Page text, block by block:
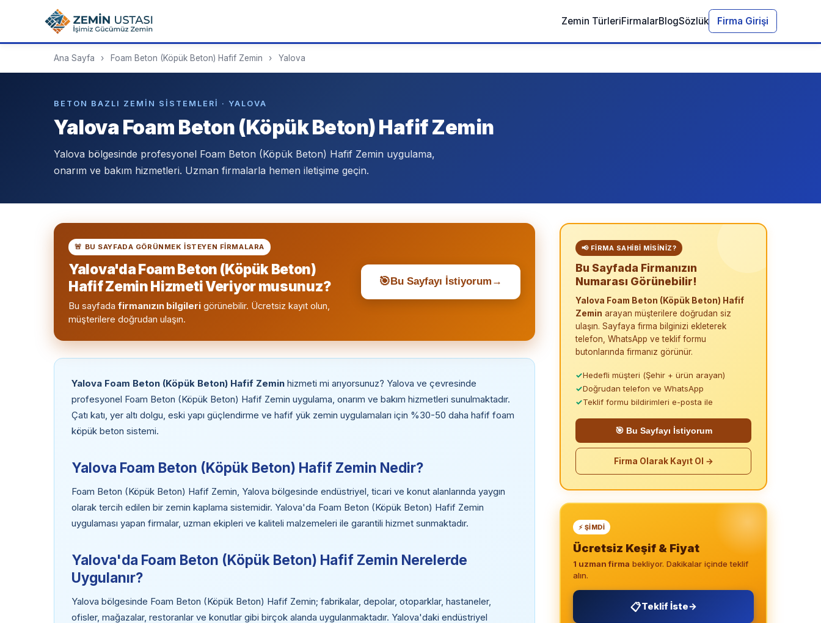
Zemin TürleriFirmalarBlogSözlük Firma Girişi
Ana Sayfa › Foam Beton (Köpük Beton) Hafif Zemin › Yalova
BETON BAZLI ZEMIN SISTEMLERI · YALOVA
Yalova Foam Beton (Köpük Beton) Hafif Zemin
Yalova bölgesinde profesyonel Foam Beton (Köpük Beton) Hafif Zemin uygulama,
onarım ve bakım hizmetleri. Uzman firmalarla hemen iletişime geçin.
🚨 BU SAYFADA GÖRÜNMEK ISTEYEN FIRMALARA
Yalova'da Foam Beton (Köpük Beton)
Hafif Zemin Hizmeti Veriyor musunuz?
Bu sayfada firmanızın bilgileri görünebilir. Ücretsiz kayıt olun,
müşterilere doğrudan ulaşın.
🎯 Bu Sayfayı İstiyorum →
Yalova Foam Beton (Köpük Beton) Hafif Zemin hizmeti mi arıyorsunuz? Yalova ve çevresinde
profesyonel Foam Beton (Köpük Beton) Hafif Zemin uygulama, onarım ve bakım hizmetleri sunulmaktadır.
Çatı katı, yer altı dolgu, eski yapı güçlendirme ve hafif yük zemin uygulamaları için %30-50 daha hafif foam
köpük beton sistemi.
Yalova Foam Beton (Köpük Beton) Hafif Zemin Nedir?
Foam Beton (Köpük Beton) Hafif Zemin, Yalova bölgesinde endüstriyel, ticari ve konut alanlarında yaygın
olarak tercih edilen bir zemin kaplama sistemidir. Yalova'da Foam Beton (Köpük Beton) Hafif Zemin
uygulaması yapan firmalar, uzman ekipleri ve kaliteli malzemeleri ile garantili hizmet sunmaktadır.
Yalova'da Foam Beton (Köpük Beton) Hafif Zemin Nerelerde
Uygulanır?
Yalova bölgesinde Foam Beton (Köpük Beton) Hafif Zemin; fabrikalar, depolar, otoparklar, hastaneler,
ofisler, mağazalar, restoranlar ve konutlar gibi birçok alanda uygulanmaktadır. Yalova'daki endüstriyel
📢 FIRMA SAHIBI MISINIZ?
Bu Sayfada Firmanızın
Numarası Görünebilir!
Yalova Foam Beton (Köpük Beton) Hafif
Zemin arayan müşterilere doğrudan siz
ulaşın. Sayfaya firma bilginizi ekleterek
telefon, WhatsApp ve teklif formu
butonlarında firmanız görünür.
✓Hedefli müşteri (Şehir + ürün arayan)
✓Doğrudan telefon ve WhatsApp
✓Teklif formu bildirimleri e-posta ile
🎯 Bu Sayfayı İstiyorum
Firma Olarak Kayıt Ol →
⚡ ŞIMDI
Ücretsiz Keşif & Fiyat
1 uzman firma bekliyor. Dakikalar içinde teklif
alın.
📋Teklif İste→